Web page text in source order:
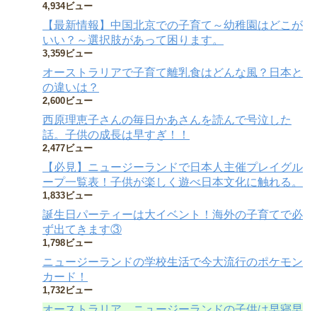
4,934ビュー
【最新情報】中国北京での子育て～幼稚園はどこが
いい？～選択肢があって困ります。
3,359ビュー
オーストラリアで子育て離乳食はどんな風？日本と
の違いは？
2,600ビュー
西原理恵子さんの毎日かあさんを読んで号泣した
話。子供の成長は早すぎ！！
2,477ビュー
【必見】ニュージーランドで日本人主催プレイグル
ープ一覧表！子供が楽しく遊べ日本文化に触れる。
1,833ビュー
誕生日パーティーは大イベント！海外の子育てで必
ず出てきます③
1,798ビュー
ニュージーランドの学校生活で今大流行のポケモン
カード！
1,732ビュー